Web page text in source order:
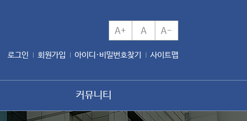
A+ A A-
로그인 회원가입 아이디·비밀번호찾기 사이트맵
커뮤니티